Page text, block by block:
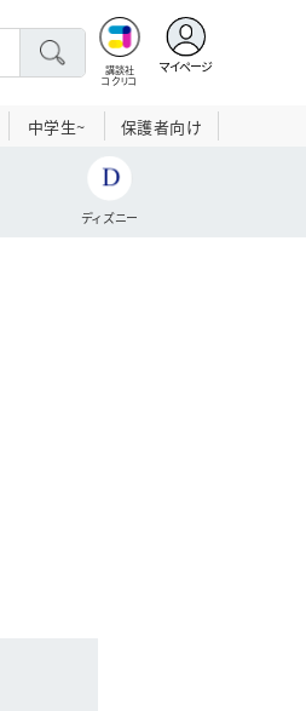
講談社
コクリコ
マイページ
中学生~ 保護者向け
ディズニー